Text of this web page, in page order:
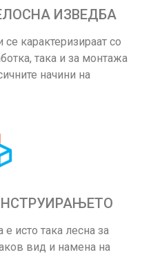
ИЗВЕДБА
карактеризираат со
така и за монтажа
начини на
е исто така лесна за
вид и намена на